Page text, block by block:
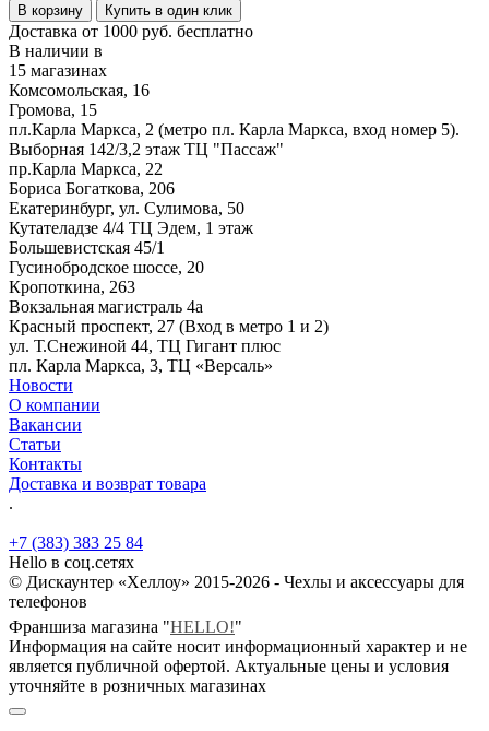
В корзину Купить в один клик
Доставка от 1000 руб. бесплатно
В наличии в
15 магазинах
Комсомольская, 16
Громова, 15
пл.Карла Маркса, 2 (метро пл. Карла Маркса, вход номер 5).
Выборная 142/3,2 этаж ТЦ "Пассаж"
пр.Карла Маркса, 22
Бориса Богаткова, 206
Екатеринбург, ул. Сулимова, 50
Кутателадзе 4/4 ТЦ Эдем, 1 этаж
Большевистская 45/1
Гусинобродское шоссе, 20
Кропоткина, 263
Вокзальная магистраль 4а
Красный проспект, 27 (Вход в метро 1 и 2)
ул. Т.Снежиной 44, ТЦ Гигант плюс
пл. Карла Маркса, 3, ТЦ «Версаль»
Новости
О компании
Вакансии
Статьи
Контакты
Доставка и возврат товара
.
+7 (383) 383 25 84
Hello в соц.сетях
© Дискаунтер «Хеллоу» 2015-2026 - Чехлы и аксессуары для
телефонов
Франшиза магазина "HELLO!"
Информация на сайте носит информационный характер и не
является публичной офертой. Актуальные цены и условия
уточняйте в розничных магазинах